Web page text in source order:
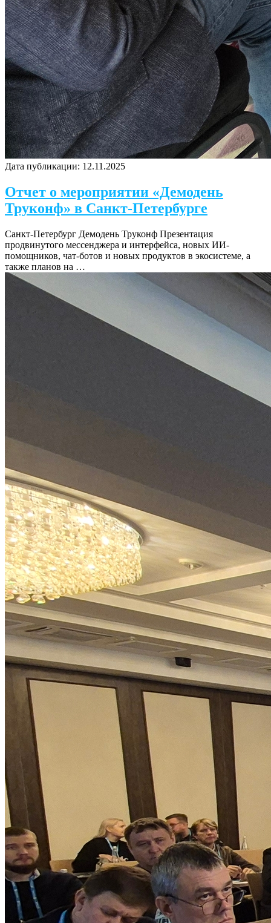
Дата публикации: 12.11.2025
Отчет о мероприятии «Демодень
Труконф» в Санкт-Петербурге
Санкт-Петербург Демодень Труконф Презентация
продвинутого мессенджера и интерфейса, новых ИИ-
помощников, чат-ботов и новых продуктов в экосистеме, а
также планов на …